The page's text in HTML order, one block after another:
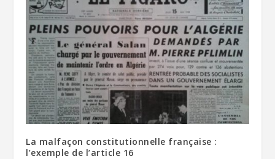
La malfaçon constitutionnelle française :
l’exemple de l’article 16